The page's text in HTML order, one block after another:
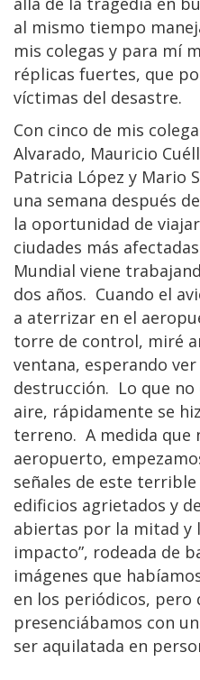
al mismo tiempo
mis colegas y para mí
réplicas fuertes, que
víctimas del desastre.
Con cinco de mis
Alvarado, Mauricio
Patricia López y Mario
una semana después
la oportunidad de
ciudades más
Mundial viene
dos años. Cuando el
a aterrizar en el
torre de control, miré
ventana, esperando
destrucción. Lo que no
aire, rápidamente se
terreno. A medida que
aeropuerto,
señales de este
edificios agrietados y
abiertas por la mitad y
impacto”, rodeada de
imágenes que
en los periódicos, pero
presenciábamos con
ser aquilatada en